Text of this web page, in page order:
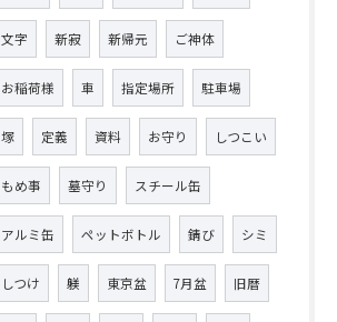
文字 新寂 新帰元 ご神体
お稲荷様 車 指定場所 駐車場
塚 定義 資料 お守り しつこい
もめ事 墓守り スチール缶
アルミ缶 ペットボトル 錆び シミ
しつけ 躾 東京盆 7月盆 旧暦